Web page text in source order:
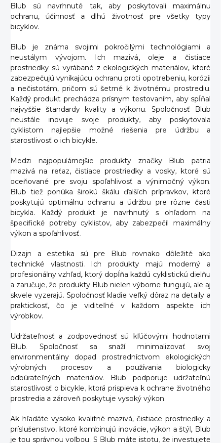
Blub sú navrhnuté tak, aby poskytovali maximálnu
ochranu, účinnosť a dlhú životnosť pre všetky typy
bicyklov.
Blub je známa svojimi pokročilými technológiami a
neustálym vývojom. Ich mazivá, oleje a čistiace
prostriedky sú vyrábané z ekologických materiálov, ktoré
zabezpečujú vynikajúcu ochranu proti opotrebeniu, korózii
a nečistotám, pričom sú šetrné k životnému prostrediu.
Každý produkt prechádza prísnym testovaním, aby spĺňal
najvyššie štandardy kvality a výkonu. Spoločnosť Blub
neustále inovuje svoje produkty, aby poskytovala
cyklistom najlepšie možné riešenia pre údržbu a
starostlivosť o ich bicykle.
Medzi najpopulárnejšie produkty značky Blub patria
mazivá na reťaz, čistiace prostriedky a vosky, ktoré sú
oceňované pre svoju spoľahlivosť a výnimočný výkon.
Blub tiež ponúka širokú škálu ďalších prípravkov, ktoré
poskytujú optimálnu ochranu a údržbu pre rôzne časti
bicykla. Každý produkt je navrhnutý s ohľadom na
špecifické potreby cyklistov, aby zabezpečil maximálny
výkon a spoľahlivosť.
Dizajn a estetika sú pre Blub rovnako dôležité ako
technické vlastnosti. Ich produkty majú moderný a
profesionálny vzhľad, ktorý dopĺňa každú cyklistickú dielňu
a zaručuje, že produkty Blub nielen výborne fungujú, ale aj
skvele vyzerajú. Spoločnosť kladie veľký dôraz na detaily a
praktickosť, čo je viditeľné v každom aspekte ich
výrobkov.
Udržateľnosť a zodpovednosť sú kľúčovými hodnotami
Blub. Spoločnosť sa snaží minimalizovať svoj
environmentálny dopad prostredníctvom ekologických
výrobných procesov a používania biologicky
odbúrateľných materiálov. Blub podporuje udržateľnú
starostlivosť o bicykle, ktorá prispieva k ochrane životného
prostredia a zároveň poskytuje vysoký výkon.
Ak hľadáte vysoko kvalitné mazivá, čistiace prostriedky a
príslušenstvo, ktoré kombinujú inovácie, výkon a štýl, Blub
je tou správnou voľbou. S Blub máte istotu, že investujete